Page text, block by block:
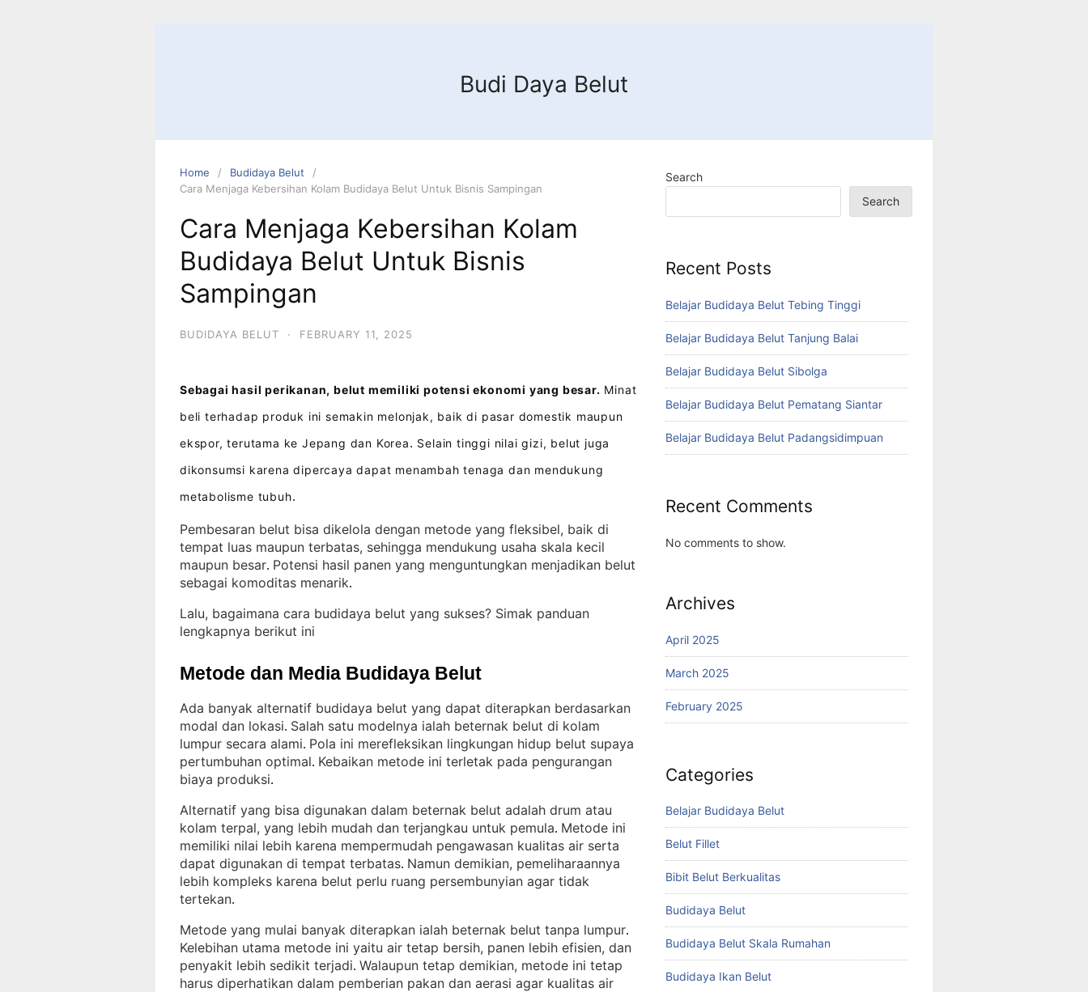
Budi Daya Belut
Home
Budidaya Belut
Cara Menjaga Kebersihan Kolam Budidaya Belut Untuk Bisnis Sampingan
Cara Menjaga Kebersihan Kolam
Budidaya Belut Untuk Bisnis
Sampingan
BUDIDAYA BELUT · FEBRUARY 11, 2025
Sebagai hasil perikanan, belut memiliki potensi ekonomi yang besar. Minat
beli terhadap produk ini semakin melonjak, baik di pasar domestik maupun
ekspor, terutama ke Jepang dan Korea. Selain tinggi nilai gizi, belut juga
dikonsumsi karena dipercaya dapat menambah tenaga dan mendukung
metabolisme tubuh.
Pembesaran belut bisa dikelola dengan metode yang fleksibel, baik di
tempat luas maupun terbatas, sehingga mendukung usaha skala kecil
maupun besar. Potensi hasil panen yang menguntungkan menjadikan belut
sebagai komoditas menarik.
Lalu, bagaimana cara budidaya belut yang sukses? Simak panduan
lengkapnya berikut ini
Metode dan Media Budidaya Belut
Ada banyak alternatif budidaya belut yang dapat diterapkan berdasarkan
modal dan lokasi. Salah satu modelnya ialah beternak belut di kolam
lumpur secara alami. Pola ini merefleksikan lingkungan hidup belut supaya
pertumbuhan optimal. Kebaikan metode ini terletak pada pengurangan
biaya produksi.
Alternatif yang bisa digunakan dalam beternak belut adalah drum atau
kolam terpal, yang lebih mudah dan terjangkau untuk pemula. Metode ini
memiliki nilai lebih karena mempermudah pengawasan kualitas air serta
dapat digunakan di tempat terbatas. Namun demikian, pemeliharaannya
lebih kompleks karena belut perlu ruang persembunyian agar tidak
tertekan.
Metode yang mulai banyak diterapkan ialah beternak belut tanpa lumpur
Kelebihan utama metode ini yaitu air tetap bersih, panen lebih efisien, dan
penyakit lebih sedikit terjadi. Walaupun tetap demikian, metode ini tetap
harus diperhatikan dalam pemberian pakan dan aerasi agar kualitas air
Search
Search
Recent Posts
Belajar Budidaya Belut Tebing Tinggi
Belajar Budidaya Belut Tanjung Balai
Belajar Budidaya Belut Sibolga
Belajar Budidaya Belut Pematang Siantar
Belajar Budidaya Belut Padangsidimpuan
Recent Comments
No comments to show.
Archives
April 2025
March 2025
February 2025
Categories
Belajar Budidaya Belut
Belut Fillet
Bibit Belut Berkualitas
Budidaya Belut
Budidaya Belut Skala Rumahan
Budidaya Ikan Belut